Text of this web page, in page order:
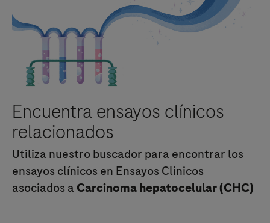
Encuentra ensayos clínicos
relacionados
Utiliza nuestro buscador para encontrar los
ensayos clínicos en Ensayos Clinicos
asociados a Carcinoma hepatocelular (CHC)